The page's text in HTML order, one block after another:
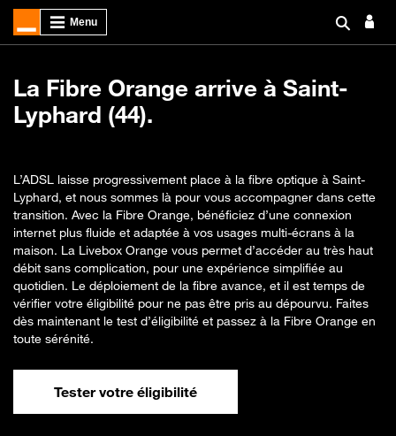
La Fibre Orange arrive à Saint-
Lyphard (44).
L’ADSL laisse progressivement place à la fibre optique à Saint-
Lyphard, et nous sommes là pour vous accompagner dans cette
transition. Avec la Fibre Orange, bénéficiez d’une connexion
internet plus fluide et adaptée à vos usages multi-écrans à la
maison. La Livebox Orange vous permet d’accéder au très haut
débit sans complication, pour une expérience simplifiée au
quotidien. Le déploiement de la fibre avance, et il est temps de
vérifier votre éligibilité pour ne pas être pris au dépourvu. Faites
dès maintenant le test d’éligibilité et passez à la Fibre Orange en
toute sérénité.
Tester votre éligibilité